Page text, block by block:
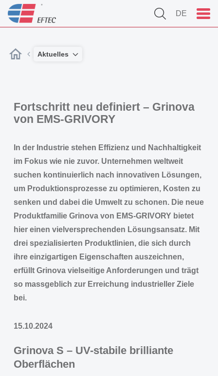
DE
Aktuelles
Fortschritt neu definiert – Grinova
von EMS-GRIVORY
In der Industrie stehen Effizienz und Nachhaltigkeit
im Fokus wie nie zuvor. Unternehmen weltweit
suchen kontinuierlich nach innovativen Lösungen,
um Produktionsprozesse zu optimieren, Kosten zu
senken und dabei die Umwelt zu schonen. Die neue
Produktfamilie Grinova von EMS-GRIVORY bietet
hier einen vielversprechenden Lösungsansatz. Mit
drei spezialisierten Produktlinien, die sich durch
ihre einzigartigen Eigenschaften auszeichnen,
erfüllt Grinova vielseitige Anforderungen und trägt
so massgeblich zur Erreichung industrieller Ziele
bei.
15.10.2024
Grinova S – UV-stabile brilliante
Oberflächen